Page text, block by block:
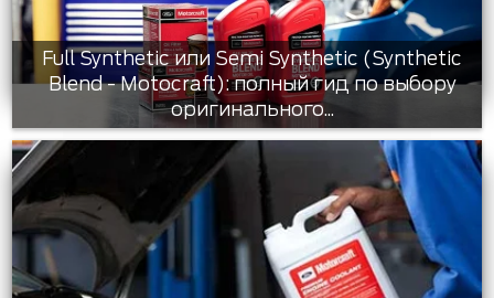
Full Synthetic или Semi Synthetic (Synthetic
Blend - Motocraft): полный гид по выбору
оригинального...